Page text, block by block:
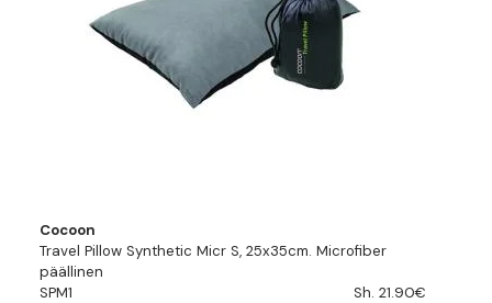
Cocoon
Travel Pillow Synthetic Micr S, 25x35cm. Microfiber
päällinen
SPM1
Sh. 21.90€